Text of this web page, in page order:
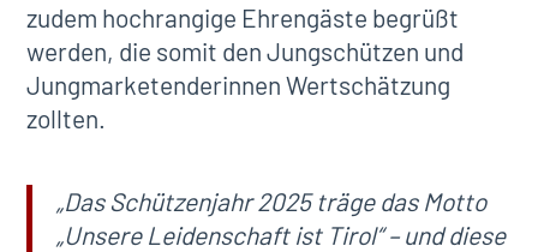
zudem hochrangige Ehrengäste begrüßt
werden, die somit den Jungschützen und
Jungmarketenderinnen Wertschätzung
zollten.
„Das Schützenjahr 2025 träge das Motto
„Unsere Leidenschaft ist Tirol“ – und diese